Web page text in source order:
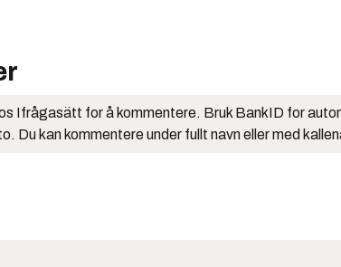
Ifrågasätt for å kommentere. Bruk BankID for
Du kan kommentere under fullt navn eller med